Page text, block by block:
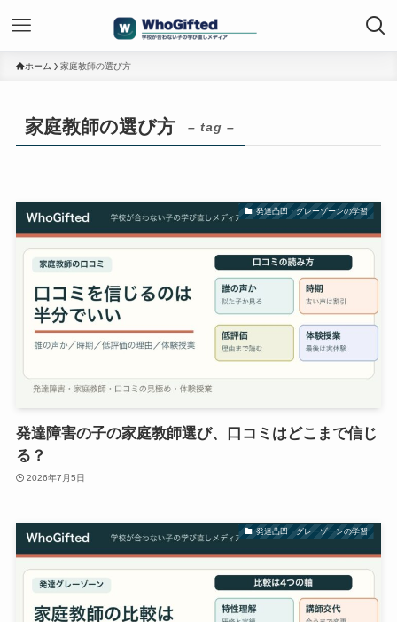
ホーム 家庭教師の選び方
家庭教師の選び方 – tag –
発達凸凹・グレーゾーンの学習
発達障害の子の家庭教師選び、口コミはどこまで信じ
る？
2026年7月5日
発達凸凹・グレーゾーンの学習